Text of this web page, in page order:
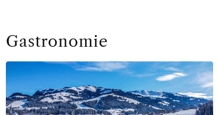
Gastronomie